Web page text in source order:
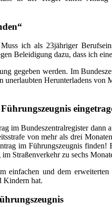
ich als 23jähriger
Beleidigung dazu, dass ich
gegeben werden. Im
unerlaubten Herunterladens
im Bundeszentralregister
von mehr als drei
im Führungszeugnis finden!
Straßenverkehr zu sechs
einfachen und dem
Kindern hat.